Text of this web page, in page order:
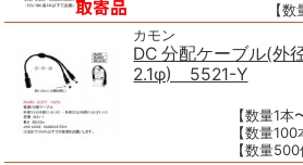
【
カモン
DC 分配ケーブル(外
2.1φ) 5521-Y
【数量1
【数量
【数量